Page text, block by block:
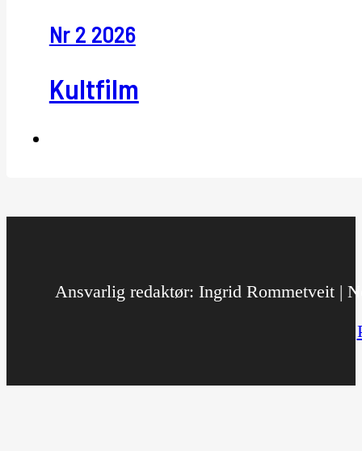
Nr 2 2026
Kultfilm
Ansvarlig redaktør: Ingrid Rommetveit |